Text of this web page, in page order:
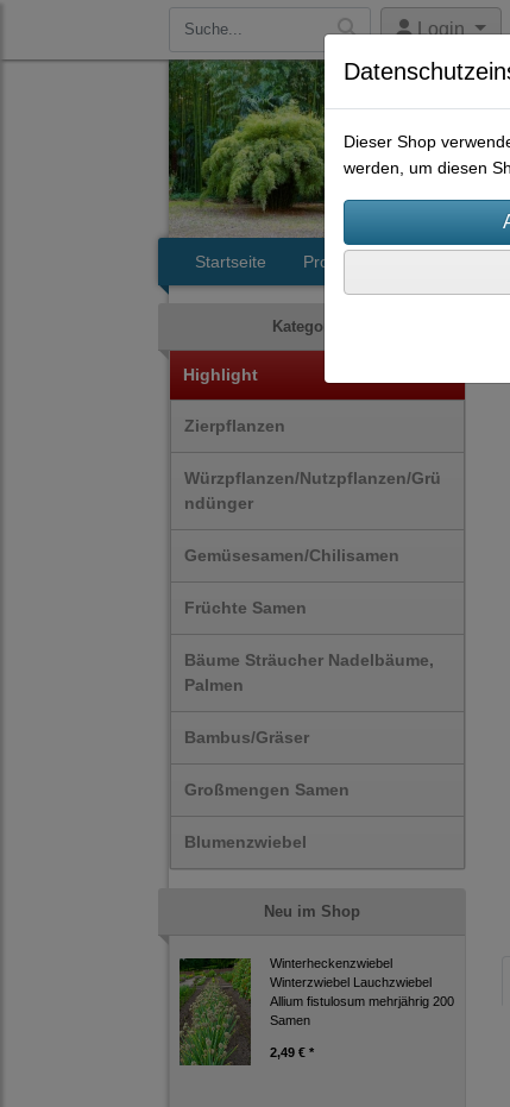
Login
Startseite Produkte
Kategorien
Highlight
Zierpflanzen
Würzpflanzen/Nutzpflanzen/Grü
ndünger
Gemüsesamen/Chilisamen
Früchte Samen
Bäume Sträucher Nadelbäume,
Palmen
Bambus/Gräser
Großmengen Samen
Blumenzwiebel
Neu im Shop
Winterheckenzwiebel
Winterzwiebel Lauchzwiebel
Allium fistulosum mehrjährig 200
Samen
2,49 € *
Dieser Shop
werden, um diesen